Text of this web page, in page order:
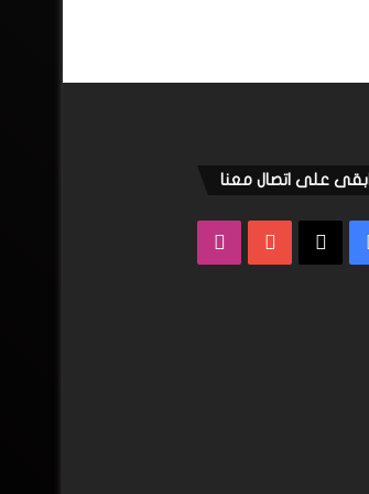
ابقى على اتصال معنا
فيسبوك ‫YouTube